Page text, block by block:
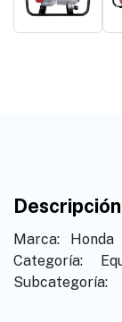
Descripción
Marca: ​ ​Honda
Categoría:
Subcategoría: